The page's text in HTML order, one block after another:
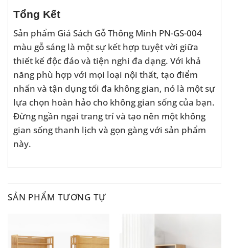
Tổng Kết
Sản phẩm Giá Sách Gỗ Thông Minh PN-GS-004
màu gỗ sáng là một sự kết hợp tuyệt vời giữa
thiết kế độc đáo và tiện nghi đa dạng. Với khả
năng phù hợp với mọi loại nội thất, tạo điểm
nhấn và tận dụng tối đa không gian, nó là một sự
lựa chọn hoàn hảo cho không gian sống của bạn.
Đừng ngần ngại trang trí và tạo nên một không
gian sống thanh lịch và gọn gàng với sản phẩm
này.
SẢN PHẨM TƯƠNG TỰ